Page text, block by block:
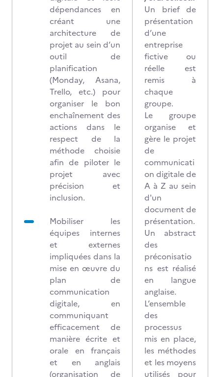
dépendances en
créant une
architecture de
projet au sein d’un
outil de
planification
(Monday, Asana,
Trello, etc.) pour
organiser le bon
enchaînement des
actions dans le
respect de la
méthode choisie
afin de piloter le
projet avec
précision et
inclusion.
Mobiliser les
équipes internes
et externes
impliquées dans la
mise en œuvre du
plan de
communication
digitale, en
communiquant
efficacement de
manière écrite et
orale en français
et en anglais
(organisation de
Un brief de
présentation
d’une
entreprise
fictive ou
réelle est
remis à
chaque
groupe.
Le groupe
organise et
gère le projet
de
communicati
on digitale de
A à Z au sein
d'un
document de
présentation.
Un abstract
des
préconisatio
ns est réalisé
en langue
anglaise.
L’ensemble
des
processus
mis en place,
les méthodes
et les moyens
utilisés pour